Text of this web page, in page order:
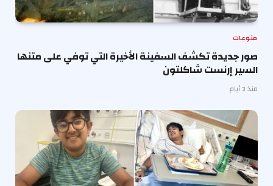
منوعات
صور جديدة تكشف السفينة الأخيرة التي توفي على متنها
السير إرنست شاكلتون
منذ 3 أيام